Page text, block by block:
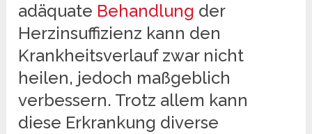
adäquate Behandlung der
Herzinsuffizienz kann den
Krankheitsverlauf zwar nicht
heilen, jedoch maßgeblich
verbessern. Trotz allem kann
diese Erkrankung diverse